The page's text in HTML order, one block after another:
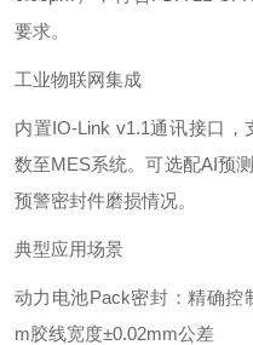
要求。
工业物联网集成‌
内置IO-Link v1.1通讯接口
数至MES系统。可选配AI预
预警密封件磨损情况。
典型应用场景‌
动力电池Pack密封‌：精确控
m胶线宽度±0.02mm公差